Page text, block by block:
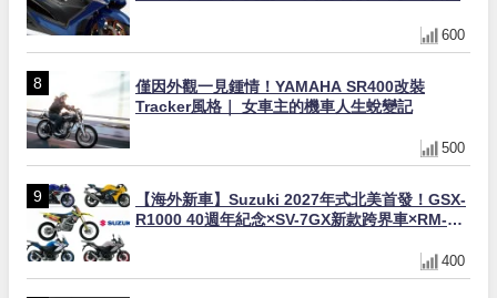
600
僅因外觀一見鍾情！YAMAHA SR400改裝
Tracker風格｜ 女車主的機車人生蛻變記
500
【海外新車】Suzuki 2027年式北美首發！GSX-
R1000 40週年紀念×SV-7GX新款跨界車×RM-
400